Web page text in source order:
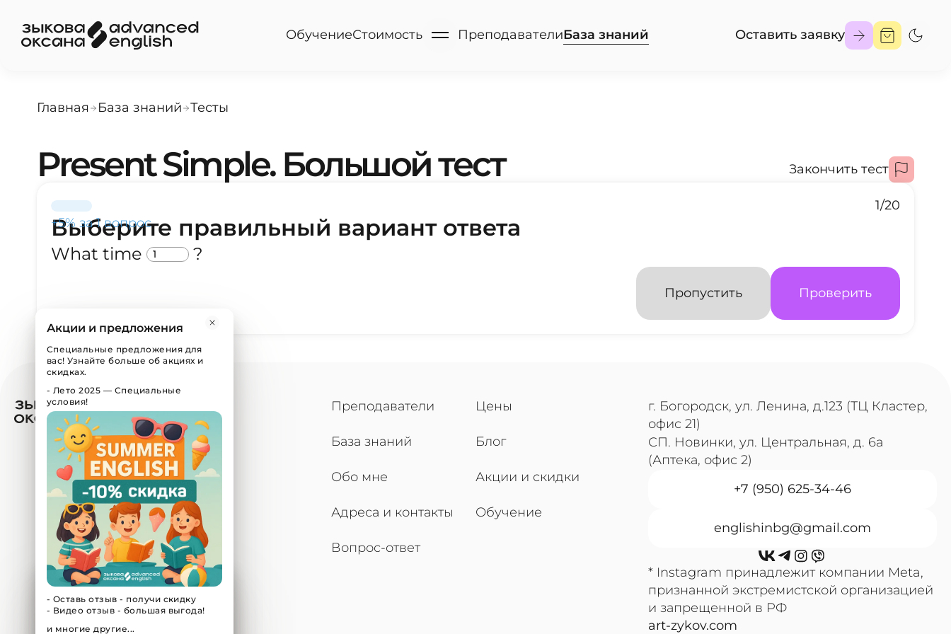
ОбучениеСтоимость ПреподавателиБаза знаний Оставить заявку
Главная База знаний Тесты
Present Simple. Большой тест Закончить тест
1/20
+5% за 1 вопрос
Выберите правильный вариант ответа
What time 1 ?
Пропустить Проверить
Преподаватели Цены
База знаний Блог
Обо мне Акции и скидки
Адреса и контакты Обучение
Вопрос-ответ
г. Богородск, ул. Ленина, д.123 (ТЦ Кластер,
офис 21)
СП. Новинки, ул. Центральная, д. 6а
(Аптека, офис 2)
+7 (950) 625-34-46
englishinbg@gmail.com
* Instagram принадлежит компании Meta,
признанной экстремистской организацией
и запрещенной в РФ
art-zykov.com
Мы используем cookie
для улучшения работы сайта
Оставаясь с нами, вы соглашаетесь
на использование файлов cookie
Акции и предложения
Специальные предложения для
вас! Узнайте больше об акциях и
скидках.
- Лето 2025 — Специальные
условия!
- Оставь отзыв - получи скидку
- Видео отзыв - большая выгода!
и многие другие...